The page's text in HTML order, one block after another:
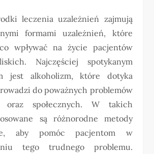
leczenia uzależnień zajmują
formami uzależnień, które
wpływać na życie pacjentów
Najczęściej spotykanym
jest alkoholizm, które dotyka
do poważnych problemów
oraz społecznych. W takich
są różnorodne metody
aby pomóc pacjentom w
tego trudnego problemu.